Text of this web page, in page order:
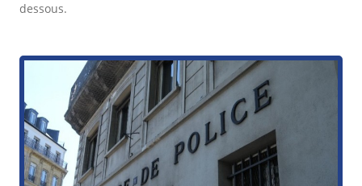
dessous.